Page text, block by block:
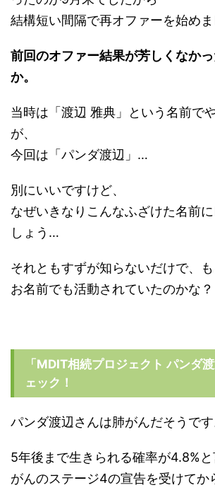
結構短い間隔で再オファーを始めま
前回のオファー結果が芳しくなか
か。
当時は「渡辺 雅典」という名前で
が、
今回は「パンダ渡辺」…
別にいいですけど、
なぜいきなりこんなふざけた名前
しょう…
それともすずが知らないだけで、
お名前でも活動されていたのかな？
「MDIT相続プロジェクト パンダ
ェック！
パンダ渡辺さんは肺がんだそうです
5年後まで生きられる確率が4.8%
がんのステージ4の宣告を受けてか